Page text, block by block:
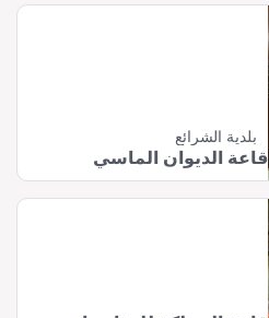
بلدية الشرائع
قاعة الديوان الماسي